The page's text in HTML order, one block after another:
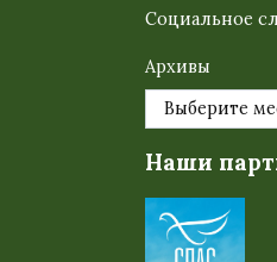
Социальное
Архивы
Наши